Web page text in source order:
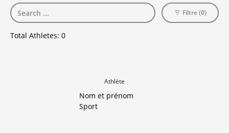
Total Athletes: 0
Filtre (0)
Athlète
Nom et prénom
Sport